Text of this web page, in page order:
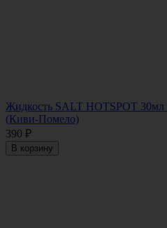
Жидкость SALT HOTSPOT
(Киви-Помело)
390 ₽
В корзину